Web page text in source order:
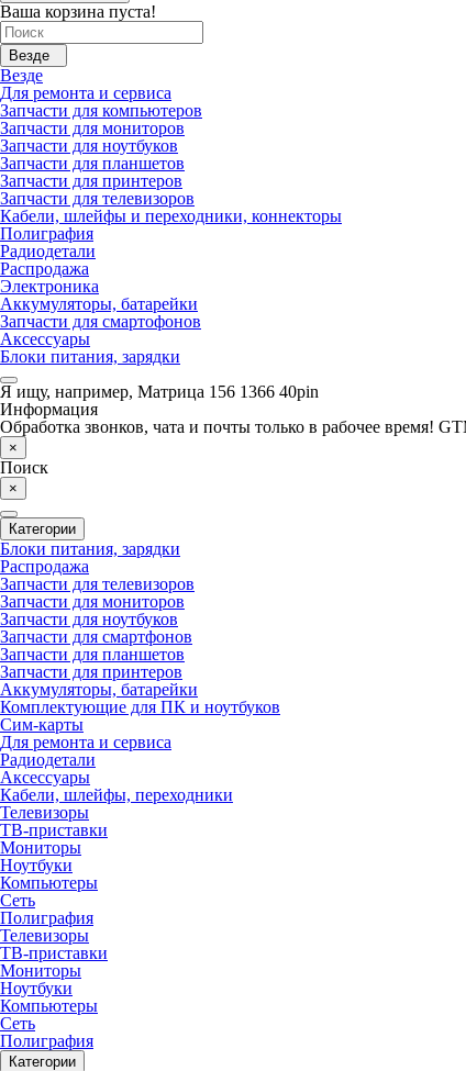
Ваша корзина пуста!
Везде
Везде
Для ремонта и сервиса
Запчасти для компьютеров
Запчасти для мониторов
Запчасти для ноутбуков
Запчасти для планшетов
Запчасти для принтеров
Запчасти для телевизоров
Кабели, шлейфы и переходники, коннекторы
Полиграфия
Радиодетали
Распродажа
Электроника
Аккумуляторы, батарейки
Запчасти для смартофонов
Аксессуары
Блоки питания, зарядки
Я ищу, например, Матрица 156 1366 40pin
Информация
Обработка звонков, чата и почты только в рабочее время!
×
Поиск
×
Категории
Блоки питания, зарядки
Распродажа
Запчасти для телевизоров
Запчасти для мониторов
Запчасти для ноутбуков
Запчасти для смартфонов
Запчасти для планшетов
Запчасти для принтеров
Аккумуляторы, батарейки
Комплектующие для ПК и ноутбуков
Сим-карты
Для ремонта и сервиса
Радиодетали
Аксессуары
Кабели, шлейфы, переходники
Телевизоры
ТВ-приставки
Мониторы
Ноутбуки
Компьютеры
Сеть
Полиграфия
Телевизоры
ТВ-приставки
Мониторы
Ноутбуки
Компьютеры
Сеть
Полиграфия
Категории